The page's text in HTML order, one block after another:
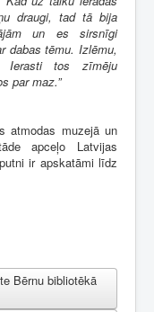
draugi, tad tā bija
un es sirsnīgi
dabas tēmu. Izlēmu,
Ierasti tos zīmēju
par maz.”
muzejā un
apceļo Latvijas
ir apskatāmi līdz
Bērnu bibliotēkā